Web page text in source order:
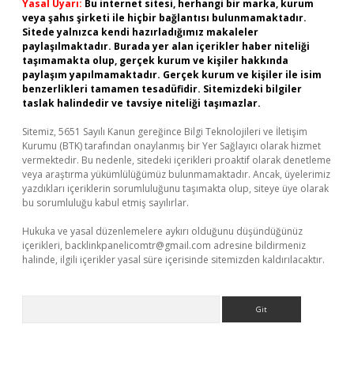
Yasal Uyarı: Bu internet sitesi, herhangi bir marka, kurum
veya şahıs şirketi ile hiçbir bağlantısı bulunmamaktadır.
Sitede yalnızca kendi hazırladığımız makaleler
paylaşılmaktadır. Burada yer alan içerikler haber niteliği
taşımamakta olup, gerçek kurum ve kişiler hakkında
paylaşım yapılmamaktadır. Gerçek kurum ve kişiler ile isim
benzerlikleri tamamen tesadüfidir. Sitemizdeki bilgiler
taslak halindedir ve tavsiye niteliği taşımazlar.
Sitemiz, 5651 Sayılı Kanun gereğince Bilgi Teknolojileri ve İletişim
Kurumu (BTK) tarafından onaylanmış bir Yer Sağlayıcı olarak hizmet
vermektedir. Bu nedenle, sitedeki içerikleri proaktif olarak denetleme
veya araştırma yükümlülüğümüz bulunmamaktadır. Ancak, üyelerimiz
yazdıkları içeriklerin sorumluluğunu taşımakta olup, siteye üye olarak
bu sorumluluğu kabul etmiş sayılırlar.
Hukuka ve yasal düzenlemelere aykırı olduğunu düşündüğünüz
içerikleri, backlinkpanelicomtr@gmail.com adresine bildirmeniz
halinde, ilgili içerikler yasal süre içerisinde sitemizden kaldırılacaktır.